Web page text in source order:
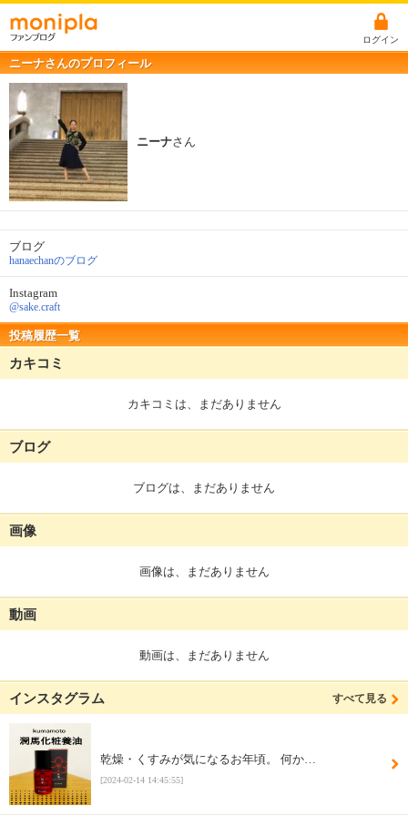
ログイン
ニーナさんのプロフィール
ニーナさん
ブログ
hanaechanのブログ
Instagram
@sake.craft
投稿履歴一覧
カキコミ
カキコミは、まだありません
ブログ
ブログは、まだありません
画像
画像は、まだありません
動画
動画は、まだありません
インスタグラム すべて見る
乾燥・くすみが気になるお年頃。 何か…
[2024-02-14 14:45:55]